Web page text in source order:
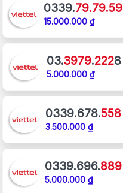
0339.79.79.59
15.000.000 ₫
03.3979.2228
5.000.000 ₫
0339.678.558
3.500.000 ₫
0339.696.889
5.000.000 ₫